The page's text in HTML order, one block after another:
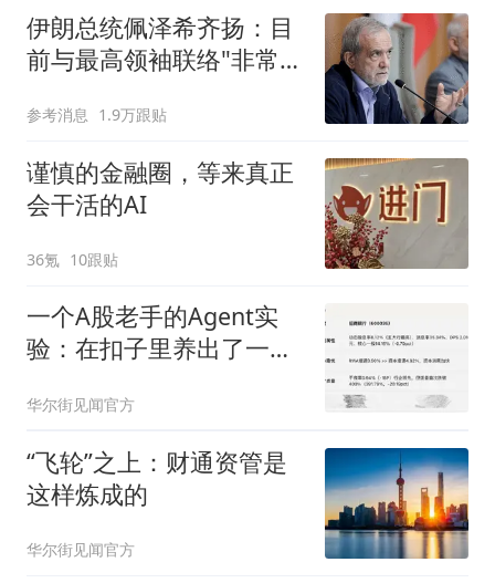
伊朗总统佩泽希齐扬：目
前与最高领袖联络"非常困
参考消息 1.9万跟贴
谨慎的金融圈，等来真正
会干活的AI
36氪 10跟贴
一个A股老手的Agent实
验：在扣子里养出了一个
华尔街见闻官方
“飞轮”之上：财通资管是
这样炼成的
华尔街见闻官方